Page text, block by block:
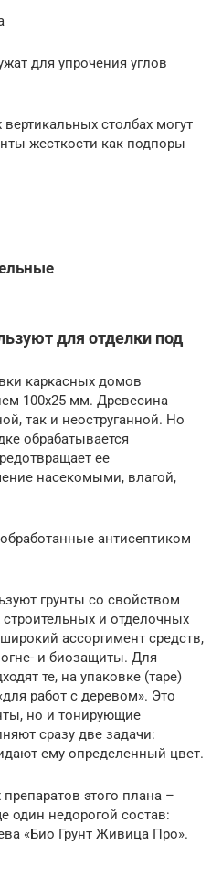
для упрочения углов
столбах могут
жесткости как подпоры
для отделки под
каркасных домов
100х25 мм. Древесина
так и неоструганной. Но
обрабатывается
ее
насекомыми, влагой,
антисептиком
грунты со свойством
и отделочных
ассортимент средств,
и биозащиты. Для
те, на упаковке (таре)
работ с деревом». Это
но и тонирующие
сразу две задачи:
ему определенный цвет.
этого плана –
один недорогой состав:
«Био Грунт Живица Про».